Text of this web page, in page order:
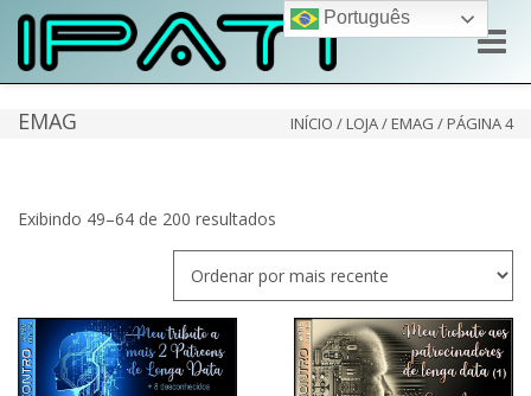
Toggle
EMAG INÍCIO / LOJA/ EMAG / PÁGINA 4
Exibindo 49–64 de 200 resultados
por
mais
recente
Português